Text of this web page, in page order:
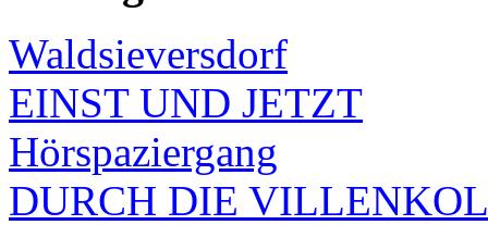
Waldsieversdorf
EINST UND JETZT
Hörspaziergang
DURCH DIE